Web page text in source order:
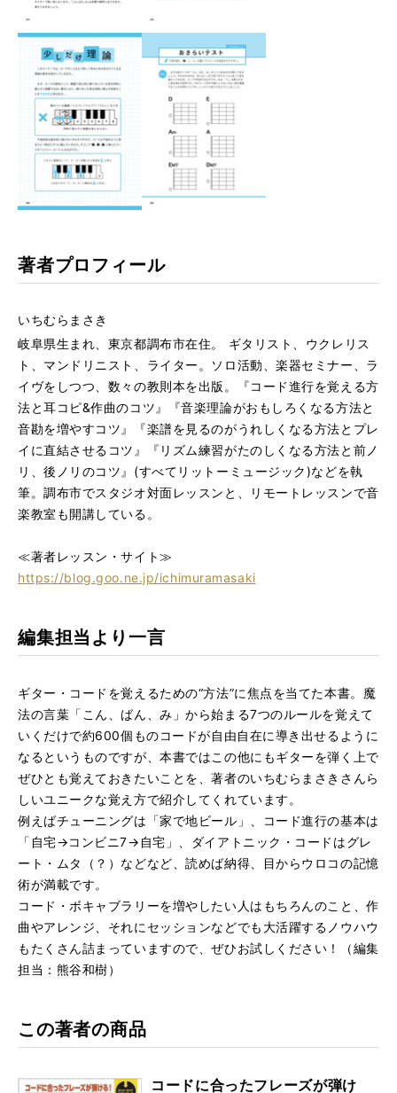
著者プロフィール
いちむらまさき
岐阜県生まれ、東京都調布市在住。 ギタリスト、ウクレリス
ト、マンドリニスト、ライター。ソロ活動、楽器セミナー、ラ
イヴをしつつ、数々の教則本を出版。『コード進行を覚える方
法と耳コピ&作曲のコツ』『音楽理論がおもしろくなる方法と
音勘を増やすコツ』『楽譜を見るのがうれしくなる方法とプレ
イに直結させるコツ』『リズム練習がたのしくなる方法と前ノ
リ、後ノリのコツ』(すべてリットーミュージック)などを執
筆。調布市でスタジオ対面レッスンと、リモートレッスンで音
楽教室も開講している。
≪著者レッスン・サイト≫
https://blog.goo.ne.jp/ichimuramasaki
編集担当より一言
ギター・コードを覚えるための“方法”に焦点を当てた本書。魔
法の言葉「こん、ばん、み」から始まる7つのルールを覚えて
いくだけで約600個ものコードが自由自在に導き出せるように
なるというものですが、本書ではこの他にもギターを弾く上で
ぜひとも覚えておきたいことを、著者のいちむらまさきさんら
しいユニークな覚え方で紹介してくれています。
例えばチューニングは「家で地ビール」、コード進行の基本は
「自宅→コンビニ7→自宅」、ダイアトニック・コードはグレ
ート・ムタ（？）などなど、読めば納得、目からウロコの記憶
術が満載です。
コード・ボキャブラリーを増やしたい人はもちろんのこと、作
曲やアレンジ、それにセッションなどでも大活躍するノウハウ
もたくさん詰まっていますので、ぜひお試しください！（編集
担当：熊谷和樹）
この著者の商品
コードに合ったフレーズが弾け